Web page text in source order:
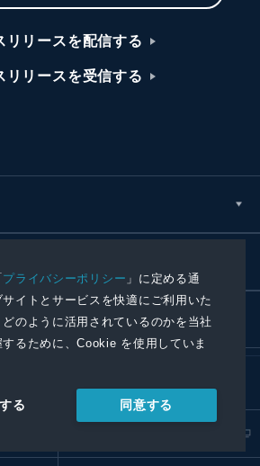
プライバシーポリシー 」に定める通
サイトとサービスを快適にご利用いた
のように活用されているのかを当社
るために、Cookie を使用していま
る 同意する
リリースを配信する
リリースを受信する